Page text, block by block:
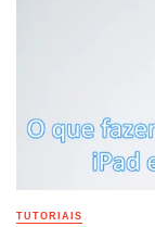
TUTORIAIS